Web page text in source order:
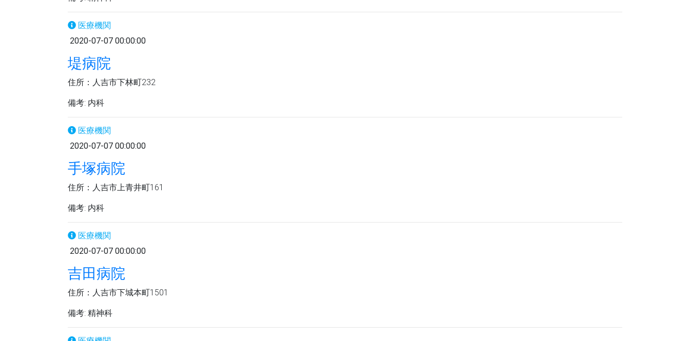
医療機関
2020-07-07 00:00:00
堤病院
住所：人吉市下林町232
備考: 内科
医療機関
2020-07-07 00:00:00
手塚病院
住所：人吉市上青井町161
備考: 内科
医療機関
2020-07-07 00:00:00
吉田病院
住所：人吉市下城本町1501
備考: 精神科